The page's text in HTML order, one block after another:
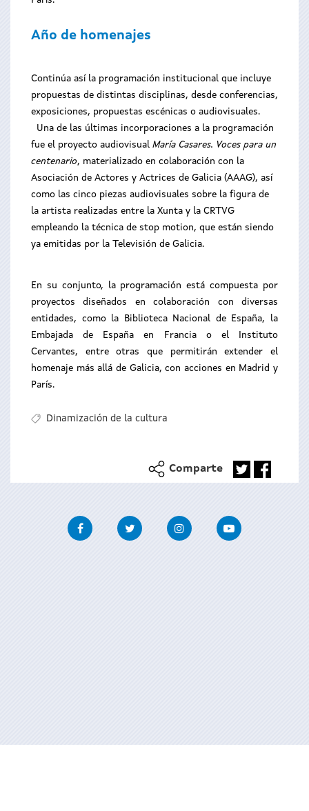
Año de homenajes
Continúa así la programación institucional que incluye
propuestas de distintas disciplinas, desde conferencias,
exposiciones, propuestas escénicas o audiovisuales.
Una de las últimas incorporaciones a la programación
fue el proyecto audiovisual María Casares. Voces para un
centenario, materializado en colaboración con la
Asociación de Actores y Actrices de Galicia (AAAG), así
como las cinco piezas audiovisuales sobre la figura de
la artista realizadas entre la Xunta y la CRTVG
empleando la técnica de stop motion, que están siendo
ya emitidas por la Televisión de Galicia.
En su conjunto, la programación está compuesta por
proyectos diseñados en colaboración con diversas
entidades, como la Biblioteca Nacional de España, la
Embajada de España en Francia o el Instituto
Cervantes, entre otras que permitirán extender el
homenaje más allá de Galicia, con acciones en Madrid y
París.
Dinamización de la cultura
Comparte
FacebookTwitter InstagramYoutube